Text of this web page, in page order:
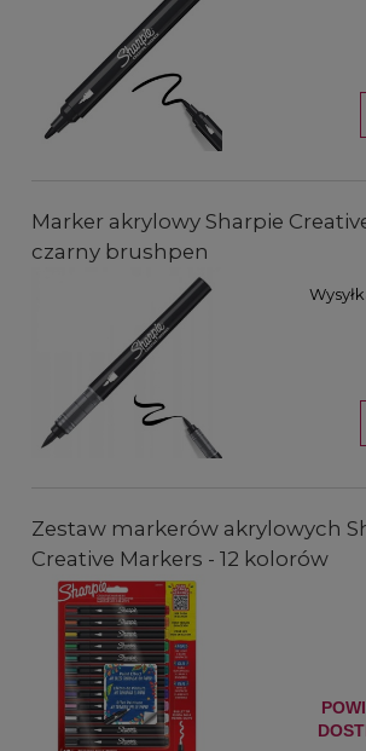
Marker akrylowy Sharpie
czarny brushpen
Zestaw markerów akrylowych
Creative Markers - 12 kolorów